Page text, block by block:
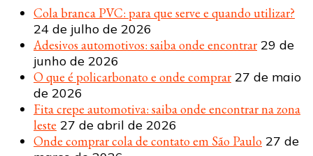
Cola branca PVC: para que serve e quando utilizar?
24 de julho de 2026
Adesivos automotivos: saiba onde encontrar 29 de
junho de 2026
O que é policarbonato e onde comprar 27 de maio
de 2026
Fita crepe automotiva: saiba onde encontrar na zona
leste 27 de abril de 2026
Onde comprar cola de contato em São Paulo 27 de